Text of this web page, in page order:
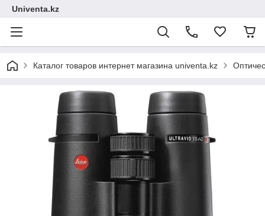
Univenta.kz
Каталог товаров интернет магазина univenta.kz